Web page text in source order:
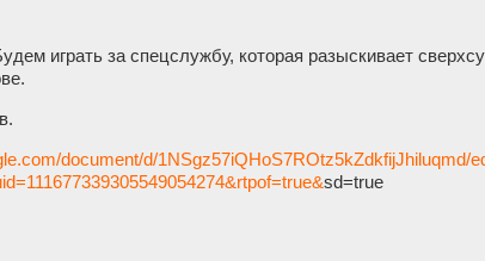
играть за спецслужбу, которая разыскивает
document/d/1NSgz57iQHoS7ROtz5kZdkfijJhiluqmd/
sd=true